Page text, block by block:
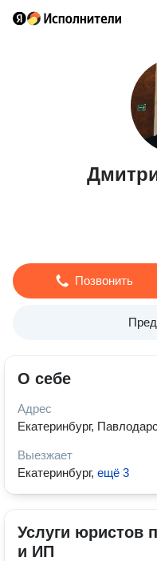
Позвонить
О себе
Адрес
Екатеринбург,
Выезжает
Екатеринбург, ещё 3
Услуги юристов
и ИП